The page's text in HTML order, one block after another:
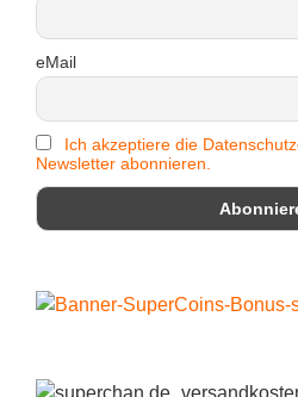
eMail
Ich akzeptiere die
Newsletter abonnieren.